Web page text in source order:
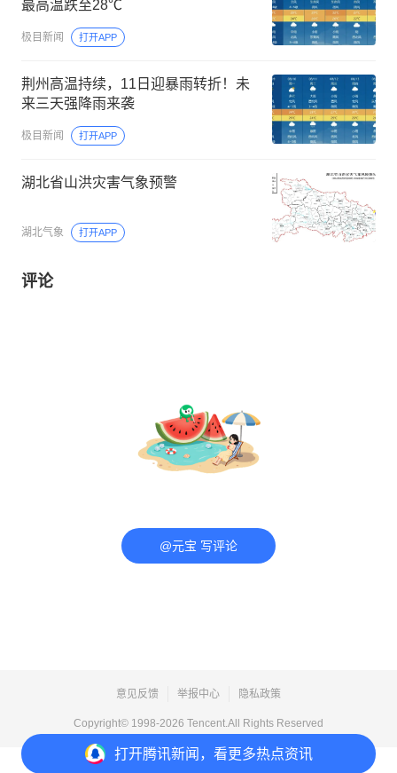
打开腾讯新闻，看更多热点资讯
最高温跌至28℃
极目新闻 打开APP
荆州高温持续，11日迎暴雨转折！未
来三天强降雨来袭
极目新闻 打开APP
湖北省山洪灾害气象预警
湖北气象 打开APP
评论
@元宝 写评论
意见反馈 举报中心 隐私政策
Copyright© 1998-2026 Tencent.All Rights Reserved